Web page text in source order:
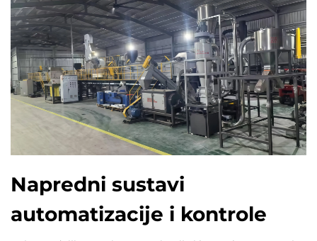
Napredni sustavi
automatizacije i kontrole